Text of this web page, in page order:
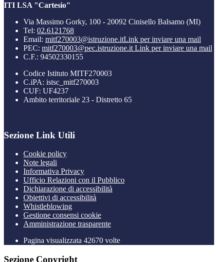
ITI LSA "Cartesio"
Via Massimo Gorky, 100 - 20092 Cinisello Balsamo (MI)
Tel: 02.6121768
Email: mitf270003@istruzione.itLink per inviare una mail
PEC: mitf270003@pec.istruzione.it Link per inviare una mail
C.F.: 94502330155
Codice Istituto MITF270003
C.iPA: istsc_mitf270003
CUF: UF4237
Ambito territoriale 23 - Distretto 65
Sezione Link Utili
Cookie policy
Note legali
Informativa Privacy
Ufficio Relazioni con il Pubblico
Dichiarazione di accessibilità
Obiettivi di accessibilità
Whistleblowing
Gestione consensi cookie
Amministrazione trasparente
Pagina visualizzata 42670 volte
Sezione Copyright